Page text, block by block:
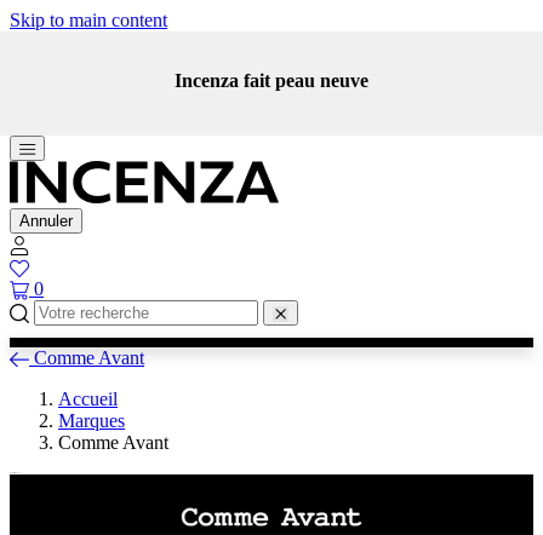
Skip to main content
Incenza fait peau neuve
Annuler
0
Comme Avant
Accueil
Marques
Comme Avant